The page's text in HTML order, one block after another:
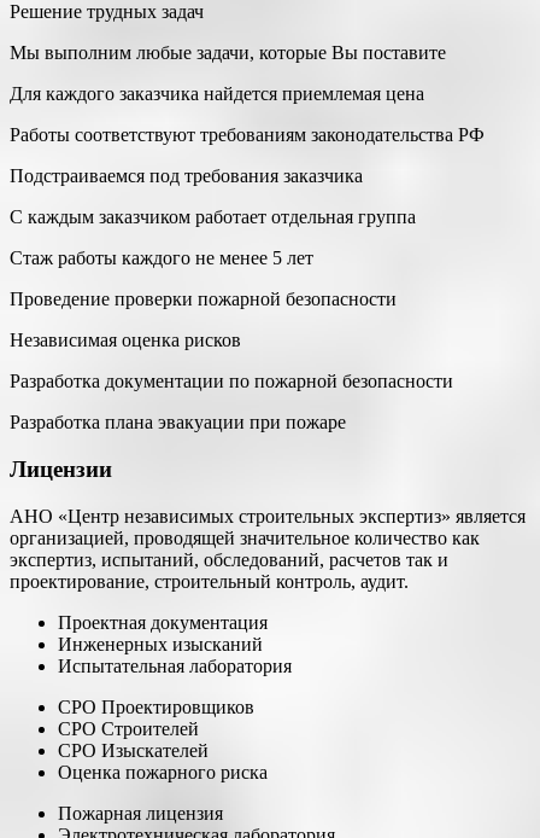
Решение трудных задач
Мы выполним любые задачи, которые Вы поставите
Для каждого заказчика найдется приемлемая цена
Работы соответствуют требованиям законодательства РФ
Подстраиваемся под требования заказчика
С каждым заказчиком работает отдельная группа
Стаж работы каждого не менее 5 лет
Проведение проверки пожарной безопасности
Независимая оценка рисков
Разработка документации по пожарной безопасности
Разработка плана эвакуации при пожаре
Лицензии
АНО «Центр независимых строительных экспертиз» является
организацией, проводящей значительное количество как
экспертиз, испытаний, обследований, расчетов так и
проектирование, строительный контроль, аудит.
Проектная документация
Инженерных изысканий
Испытательная лаборатория
СРО Проектировщиков
СРО Строителей
СРО Изыскателей
Оценка пожарного риска
Пожарная лицензия